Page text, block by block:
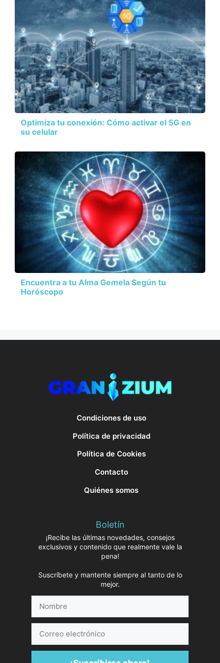
Optimiza tu conexión: Cómo activar el 5G en
su celular
Encuentra a tu Alma Gemela Según tu
Horóscopo
Condiciones de uso
Política de privacidad
Política de Cookies
Contacto
Quiénes somos
Boletín
¡Recibe las últimas novedades, consejos
exclusivos y contenido que realmente vale la
pena!
Suscríbete y mantente siempre al tanto de lo
mejor.
electrónico